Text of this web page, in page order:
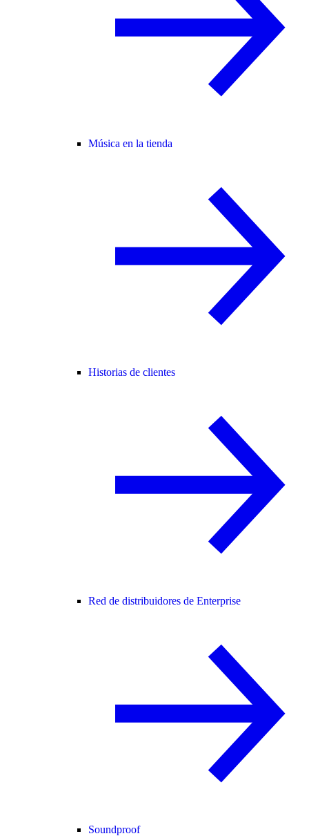
Música en la tienda
Historias de clientes
Red de distribuidores de Enterprise
Soundproof